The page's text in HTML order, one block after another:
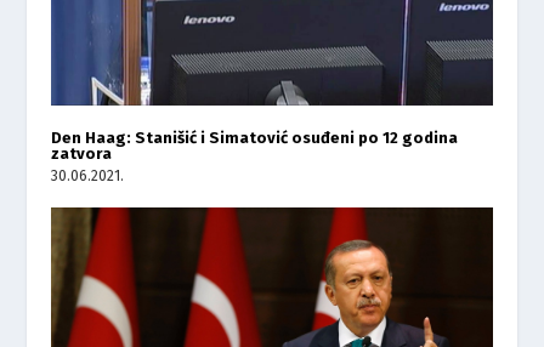
Den Haag: Stanišić i Simatović osuđeni po 12 godina
zatvora
30.06.2021.